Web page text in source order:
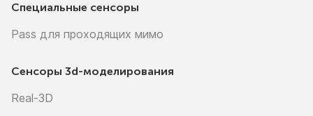
Специальные сенсоры
Pass для проходящих мимо
Сенсоры 3d-моделирования
Real-3D